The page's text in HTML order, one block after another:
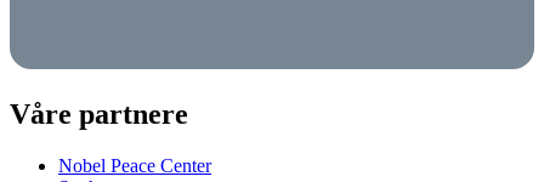
Våre partnere
Nobel Peace Center